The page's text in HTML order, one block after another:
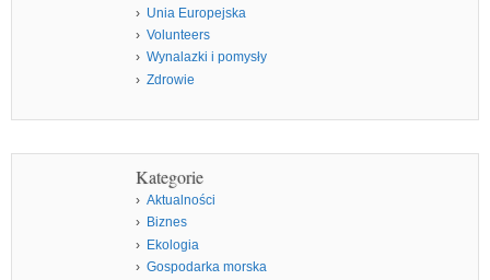
Unia Europejska
Volunteers
Wynalazki i pomysły
Zdrowie
Kategorie
Aktualności
Biznes
Ekologia
Gospodarka morska